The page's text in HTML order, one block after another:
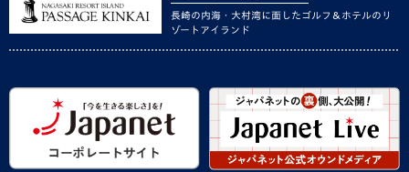
長崎の内海・大村湾に面したゴルフ＆ホテルのリ
ゾートアイランド